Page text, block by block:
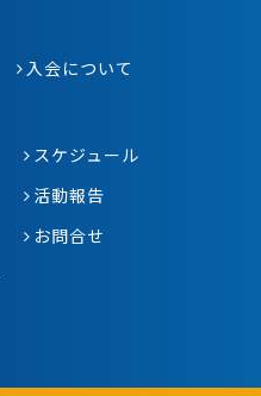
入会について
スケジュール
活動報告
お問合せ